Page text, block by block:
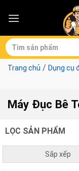
Tìm
kiếm:
Trang chủ / Dụng cụ
Máy Đục Bê
LỌC SẢN PHẨM
Sắp xếp